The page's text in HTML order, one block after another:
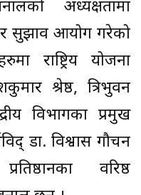
अध्यक्षतामा
सुझाव आयोग गरेको
राष्ट्रिय योजना
श्रेष्ठ, त्रिभुवन
विभागका प्रमुख
डा. विश्वास गौचन
वरिष्ठ